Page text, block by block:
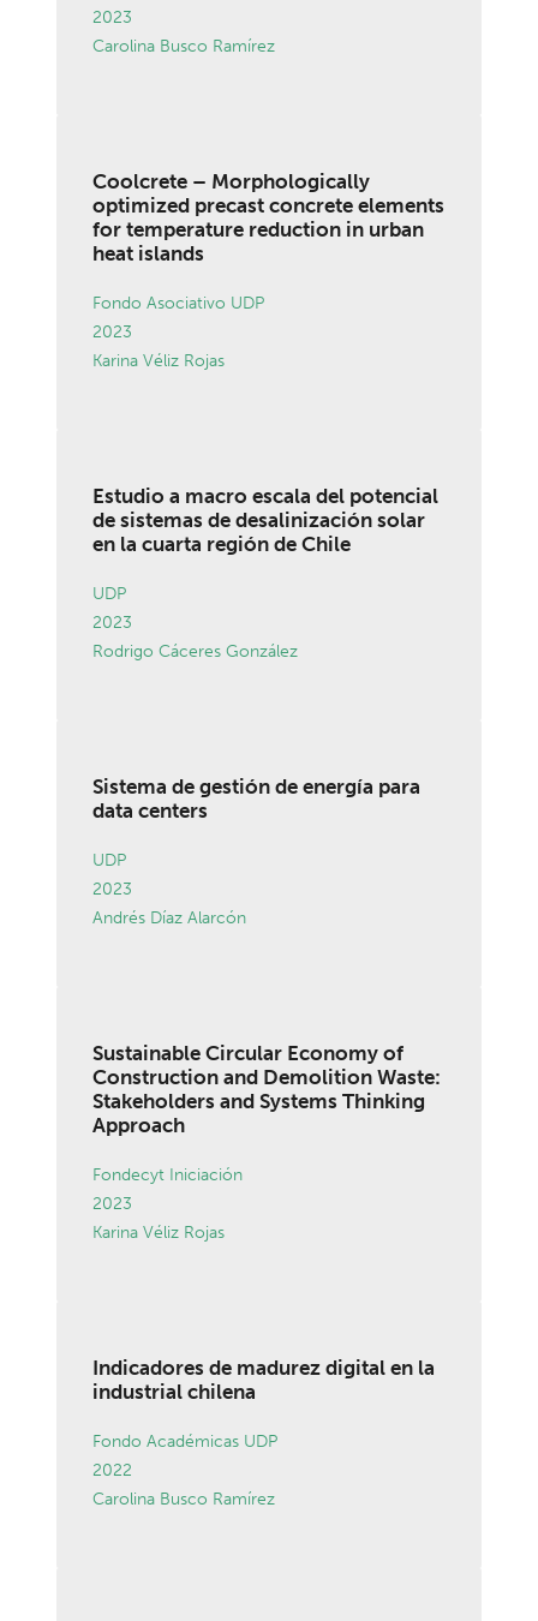
2023
Carolina Busco Ramírez
Coolcrete – Morphologically
optimized precast concrete elements
for temperature reduction in urban
heat islands
Fondo Asociativo UDP
2023
Karina Véliz Rojas
Estudio a macro escala del potencial
de sistemas de desalinización solar
en la cuarta región de Chile
UDP
2023
Rodrigo Cáceres González
Sistema de gestión de energía para
data centers
UDP
2023
Andrés Díaz Alarcón
Sustainable Circular Economy of
Construction and Demolition Waste:
Stakeholders and Systems Thinking
Approach
Fondecyt Iniciación
2023
Karina Véliz Rojas
Indicadores de madurez digital en la
industrial chilena
Fondo Académicas UDP
2022
Carolina Busco Ramírez